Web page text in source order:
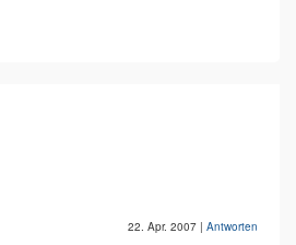
22. Apr. 2007 | Antworten